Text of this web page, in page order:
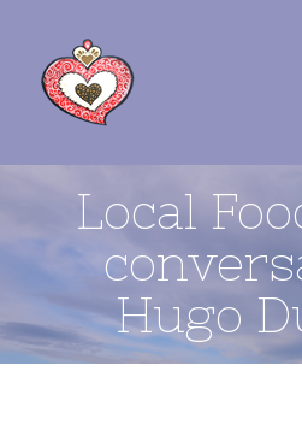
Local
Hugo